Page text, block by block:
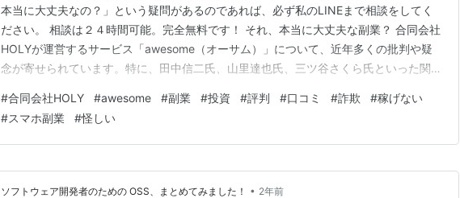
本当に大丈夫なの？」という疑問があるのであれば、必ず私のLINEまで相談をしてく
ださい。 相談は２４時間可能。完全無料です！ それ、本当に大丈夫な副業？ 合同会社
HOLYが運営するサービス「awesome（オーサム）」について、近年多くの批判や疑
念が寄せられています。特に、田中信二氏、山里達也氏、三ツ谷さくら氏といった関係
本記事では、これらの問題点を詳しく掘り下げていきます。 合同会社HOLYとは？合同
会社HOLYは、大阪市を拠点とする企業…
#合同会社HOLY #awesome #副業 #投資 #評判 #口コミ #詐欺 #稼げない
#スマホ副業 #怪しい
ソフトウェア開発者のための OSS、まとめてみました！ • 2年前